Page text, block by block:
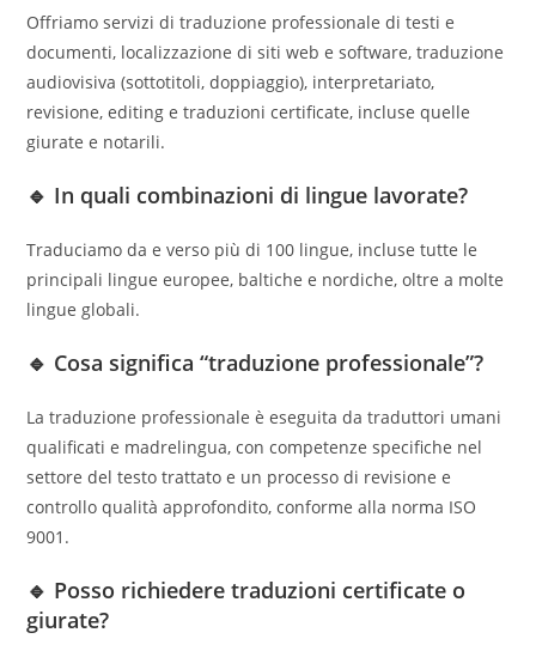
Offriamo servizi di traduzione professionale di testi e
documenti, localizzazione di siti web e software, traduzione
audiovisiva (sottotitoli, doppiaggio), interpretariato,
revisione, editing e traduzioni certificate, incluse quelle
giurate e notarili.
🔹 In quali combinazioni di lingue lavorate?
Traduciamo da e verso più di 100 lingue, incluse tutte le
principali lingue europee, baltiche e nordiche, oltre a molte
lingue globali.
🔹 Cosa significa “traduzione professionale”?
La traduzione professionale è eseguita da traduttori umani
qualificati e madrelingua, con competenze specifiche nel
settore del testo trattato e un processo di revisione e
controllo qualità approfondito, conforme alla norma ISO
9001.
🔹 Posso richiedere traduzioni certificate o
giurate?